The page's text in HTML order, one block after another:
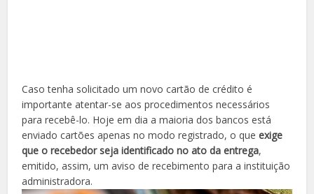
Caso tenha solicitado um novo cartão de crédito é
importante atentar-se aos procedimentos necessários
para recebê-lo. Hoje em dia a maioria dos bancos está
enviado cartões apenas no modo registrado, o queexige
que o recebedor seja identificado no ato da entrega,
emitido, assim, um aviso de recebimento para a instituição
administradora.